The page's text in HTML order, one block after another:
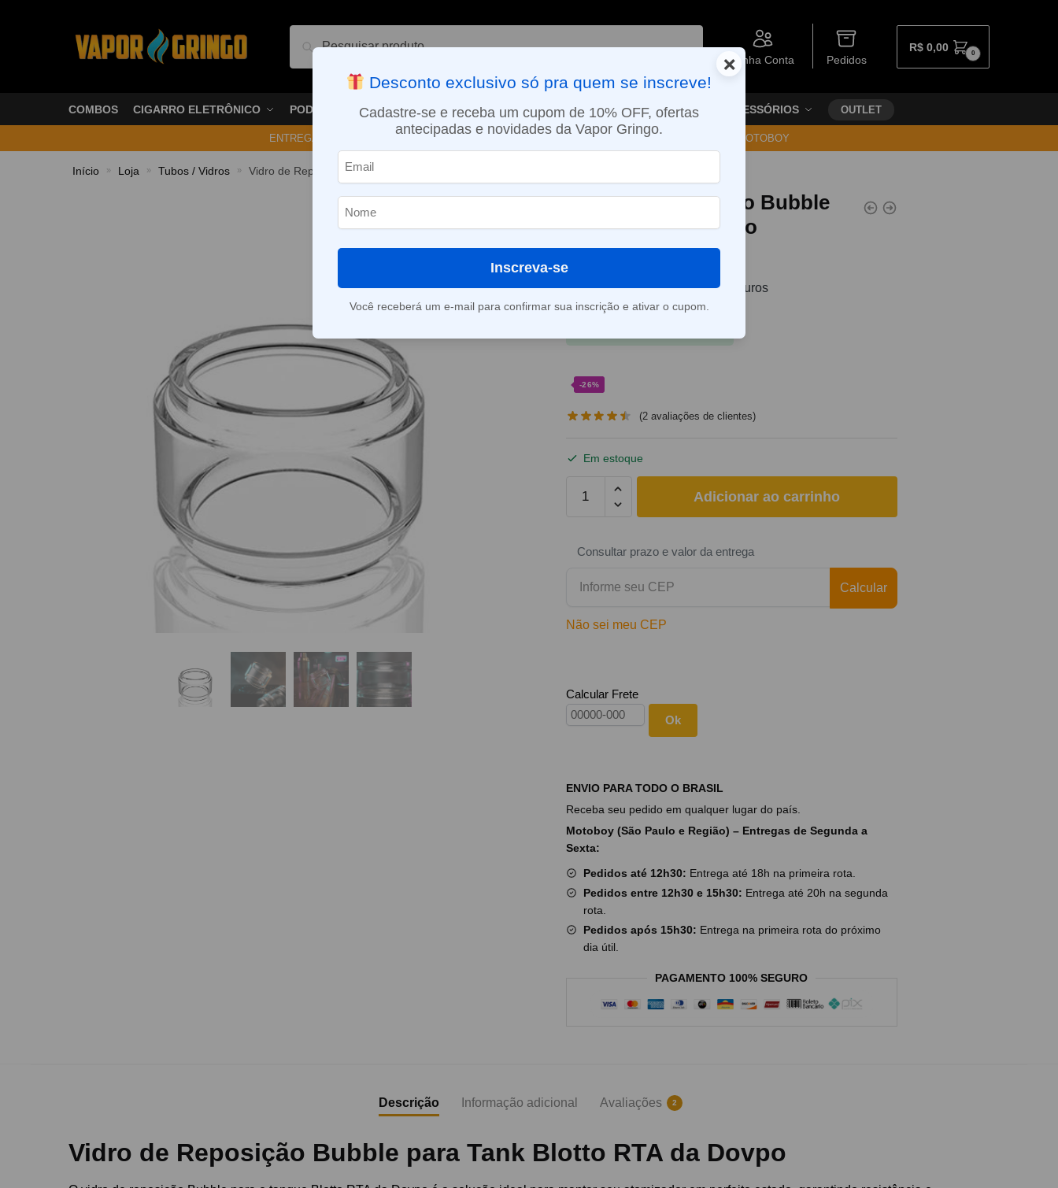
Pesquisar
Minha Conta Pedidos
R$ 0,00 0
COMBOS CIGARRO ELETRÔNICO PODS VAPORIZADOR DE ERVAS E-LIQUÍDOS NICOTINA ORAL ACESSÓRIOS OUTLET
ENTREGA NO MESMO DIA EM SÃO PAULO (SEG A SEX): PEDIDOS APROVADOS ATÉ 15:30 VIA MOTOBOY
Início » Loja » Tubos / Vidros » Vidro de Reposição Bubble Blotto RTA – Dovpo
Vidro de Reposição Bubble
Blotto RTA – Dovpo
Em até 1x deR$29,00sem juros
-26%
(2 avaliações de clientes)
Em estoque
Adicionar ao carrinho
Consultar prazo e valor da entrega
Calcular
Não sei meu CEP
Calcular Frete
Ok
ENVIO PARA TODO O BRASIL
Receba seu pedido em qualquer lugar do país.
Motoboy (São Paulo e Região) – Entregas de Segunda a
Sexta:
Pedidos até 12h30: Entrega até 18h na primeira rota.
Pedidos entre 12h30 e 15h30: Entrega até 20h na segunda
rota.
Pedidos após 15h30: Entrega na primeira rota do próximo
dia útil.
PAGAMENTO 100% SEGURO
Descrição Informação adicional Avaliações 2
Vidro de Reposição Bubble para Tank Blotto RTA da Dovpo
×
Desconto exclusivo só pra quem se inscreve!
Cadastre-se e receba um cupom de 10% OFF, ofertas
antecipadas e novidades da Vapor Gringo.
Inscreva-se
Você receberá um e-mail para confirmar sua inscrição e ativar o cupom.